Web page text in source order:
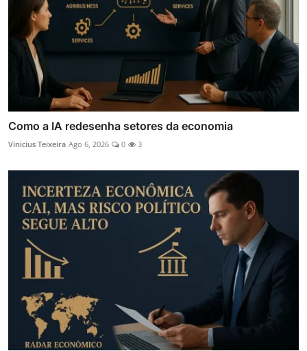
Como a IA redesenha setores da economia
Vinicius Teixeira Ago 6, 2026 0 3